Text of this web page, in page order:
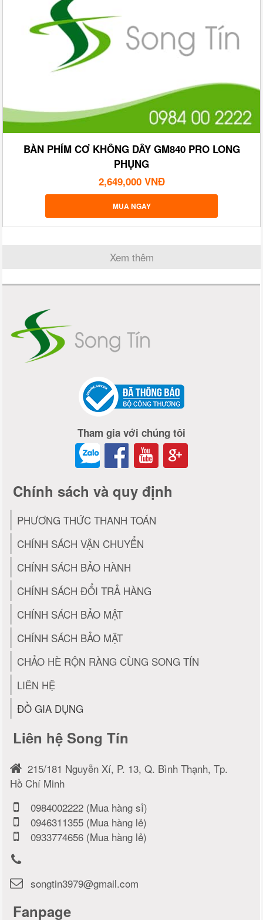
BÀN PHÍM CƠ KHÔNG DÂY GM840 PRO LONG
PHỤNG
2,649,000 VNĐ
MUA NGAY
Xem thêm
Tham gia với chúng tôi
Chính sách và quy định
PHƯƠNG THỨC THANH TOÁN
CHÍNH SÁCH VẬN CHUYỂN
CHÍNH SÁCH BẢO HÀNH
CHÍNH SÁCH ĐỔI TRẢ HÀNG
CHÍNH SÁCH BẢO MẬT
CHÍNH SÁCH BẢO MẬT
CHẢO HÈ RỘN RÀNG CÙNG SONG TÍN
LIÊN HỆ
ĐỒ GIA DỤNG
Liên hệ Song Tín
215/181 Nguyễn Xí, P. 13, Q. Bình Thạnh, Tp.
Hồ Chí Minh
0984002222 (Mua hàng sỉ)
0946311355 (Mua hàng lẻ)
0933774656 (Mua hàng lẻ)
songtin3979@gmail.com
Fanpage